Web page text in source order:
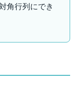
角行列にでき